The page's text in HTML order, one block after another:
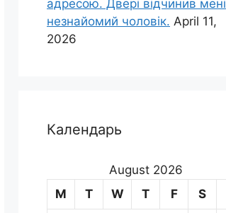
адресою. Двері відчинив мені
незнайомий чоловік. April 11,
2026
Календарь
August 2026
M
T W T F S